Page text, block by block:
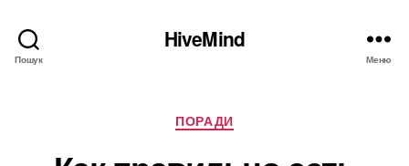
Пошук
HiveMind
Меню
Категорії
ПОРАДИ